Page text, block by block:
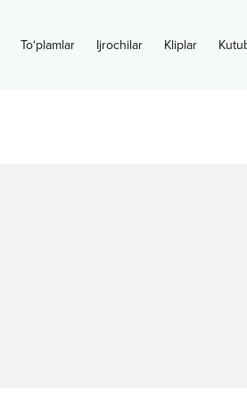
To‘plamlar Ijrochilar Kliplar